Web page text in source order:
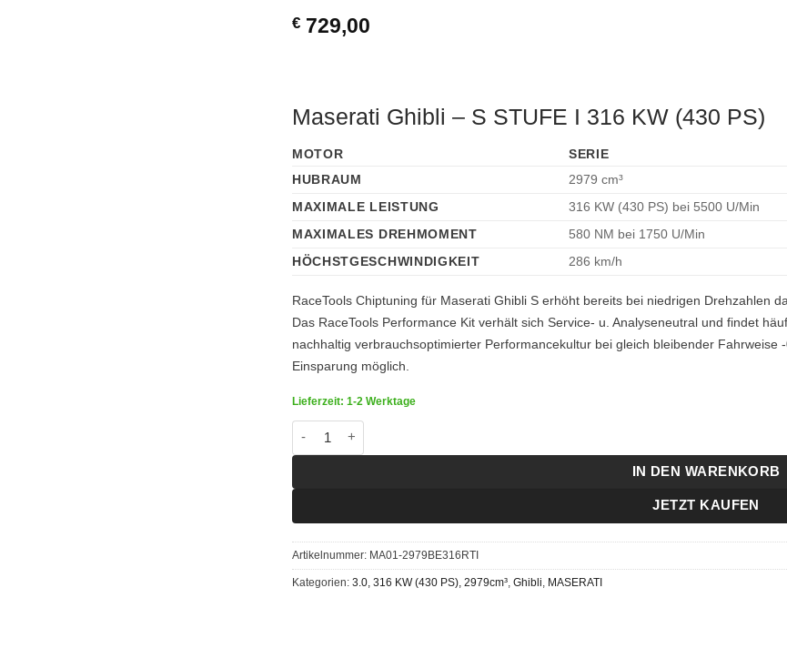
€729,00
Maserati Ghibli – S STUFE I 316 KW (430 PS)
MOTOR SERIE
HUBRAUM
2979 cm³
MAXIMALE LEISTUNG
316 KW (430 PS) bei 5500 U/Min
MAXIMALES DREHMOMENT
580 NM bei 1750 U/Min
HÖCHSTGESCHWINDIGKEIT
286 km/h
RaceTools Chiptuning für Maserati Ghibli S erhöht bereits bei niedrigen Drehzahlen
Das RaceTools Performance Kit verhält sich Service- u. Analyseneutral und findet
nachhaltig verbrauchsoptimierter Performancekultur bei gleich bleibender
Einsparung möglich.
Lieferzeit: 1-2 Werktage
Chiptuning Maserati Ghibli - S 316 KW (430 PS) RT-I Menge
IN DEN WARENKORB
JETZT KAUFEN
Artikelnummer: MA01-2979BE316RTI
Kategorien: 3.0, 316 KW (430 PS), 2979cm³, Ghibli MASERATI